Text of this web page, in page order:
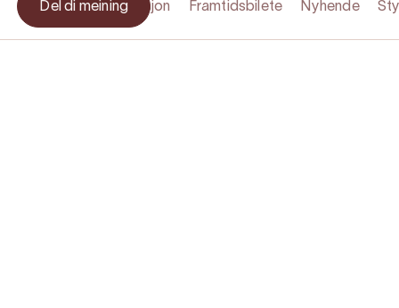
Kvifor? Felles visjon Framtidsbilete Nyhende
Del di meining